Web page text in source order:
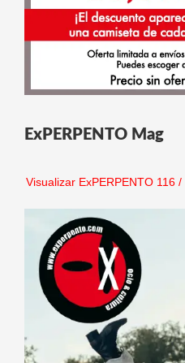
ExPERPENTO Mag
Visualizar ExPERPENTO 116/